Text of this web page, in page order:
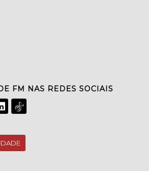
FM NAS REDES SOCIAIS